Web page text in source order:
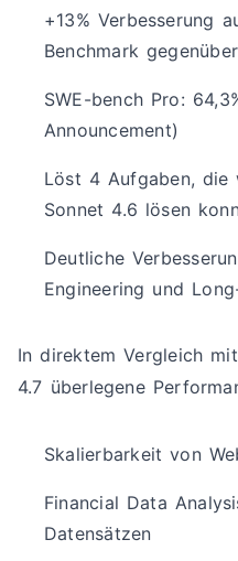
+13% Verbesserung
Benchmark
SWE-bench Pro:
Announcement)
Löst 4 Aufgaben, die
Sonnet 4.6 lösen
Deutliche
Engineering und
In direktem Vergleich
4.7 überlegene
Skalierbarkeit von
Financial Data
Datensätzen